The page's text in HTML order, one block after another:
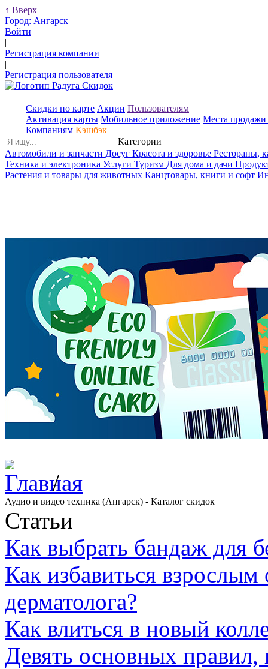
↑ Вверх
Город: Ангарск
Войти
|
Регистрация компании
|
Регистрация пользователя
Скидки по карте Акции Пользователям
Активация карты Мобильное приложение Места продажи
Компаниям Кэшбэк
Категории
Автомобили и запчасти Досуг Красота и здоровье Рестораны,
Техника и электроника Услуги Туризм Для дома и дачи
Растения и товары для животных Канцтовары, книги и софт
/
Аудио и видео техника (Ангарск) - Каталог скидок
Статьи
Как выбрать бандаж для
Как избавиться
дерматолога?
Как влиться в новый
Девять основных